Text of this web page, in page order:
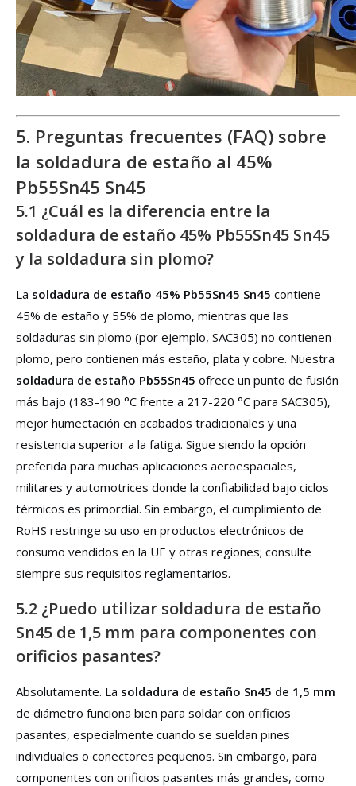
5. Preguntas frecuentes (FAQ) sobre
la soldadura de estaño al 45%
Pb55Sn45 Sn45
5.1 ¿Cuál es la diferencia entre la
soldadura de estaño 45% Pb55Sn45 Sn45
y la soldadura sin plomo?
La soldadura de estaño 45% Pb55Sn45 Sn45 contiene
45% de estaño y 55% de plomo, mientras que las
soldaduras sin plomo (por ejemplo, SAC305) no contienen
plomo, pero contienen más estaño, plata y cobre. Nuestra
soldadura de estaño Pb55Sn45 ofrece un punto de fusión
más bajo (183-190 °C frente a 217-220 °C para SAC305),
mejor humectación en acabados tradicionales y una
resistencia superior a la fatiga. Sigue siendo la opción
preferida para muchas aplicaciones aeroespaciales,
militares y automotrices donde la confiabilidad bajo ciclos
térmicos es primordial. Sin embargo, el cumplimiento de
RoHS restringe su uso en productos electrónicos de
consumo vendidos en la UE y otras regiones; consulte
siempre sus requisitos reglamentarios.
5.2 ¿Puedo utilizar soldadura de estaño
Sn45 de 1,5 mm para componentes con
orificios pasantes?
Absolutamente. La soldadura de estaño Sn45 de 1,5 mm
de diámetro funciona bien para soldar con orificios
pasantes, especialmente cuando se sueldan pines
individuales o conectores pequeños. Sin embargo, para
componentes con orificios pasantes más grandes, como